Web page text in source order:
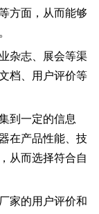
方面，从而能够
杂志、展会等渠
档、用户评价等
到一定的信息
在产品性能、技
从而选择符合自
家的用户评价和